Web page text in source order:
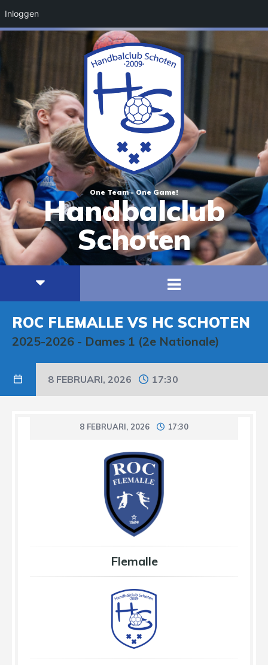
One Team - One Game!
Handbalclub
Schoten
ROC FLEMALLE VS HC SCHOTEN
2025-2026 - Dames 1 (2e Nationale)
8 FEBRUARI, 2026 17:30
8 FEBRUARI, 2026 17:30
Flemalle
Inloggen